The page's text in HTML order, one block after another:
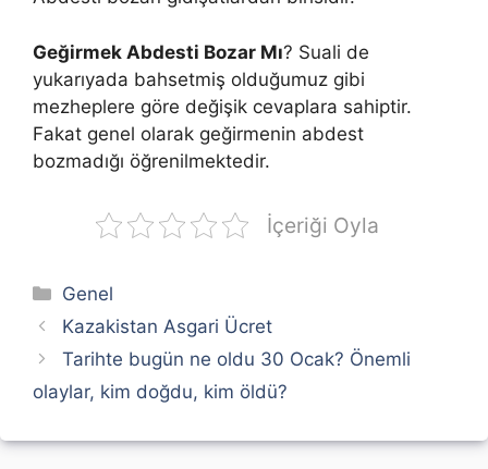
Geğirmek Abdesti Bozar Mı? Suali de
yukarıyada bahsetmiş olduğumuz gibi
mezheplere göre değişik cevaplara sahiptir.
Fakat genel olarak geğirmenin abdest
bozmadığı öğrenilmektedir.
İçeriği Oyla
Kategoriler
Genel
Kazakistan Asgari Ücret
Tarihte bugün ne oldu 30 Ocak? Önemli
olaylar, kim doğdu, kim öldü?